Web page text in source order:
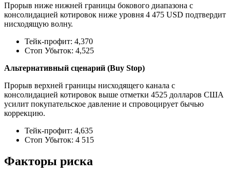
Прорыв ниже нижней границы бокового диапазона с
консолидацией котировок ниже уровня 4 475 USD подтвердит
нисходящую волну.
Тейк-профит: 4,370
Стоп Убыток: 4,525
Альтернативный сценарий (Buy Stop)
Прорыв верхней границы нисходящего канала с
консолидацией котировок выше отметки 4525 долларов США
усилит покупательское давление и спровоцирует бычью
коррекцию.
Тейк-профит: 4,635
Стоп Убыток: 4 515
Факторы риска